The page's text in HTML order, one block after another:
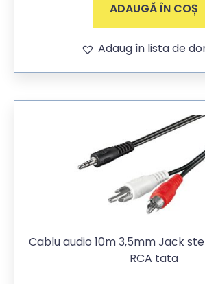
ADAUGĂ ÎN COȘ
Adaug în lista de
Cablu audio 10m 3,5mm Jack
RCA tata